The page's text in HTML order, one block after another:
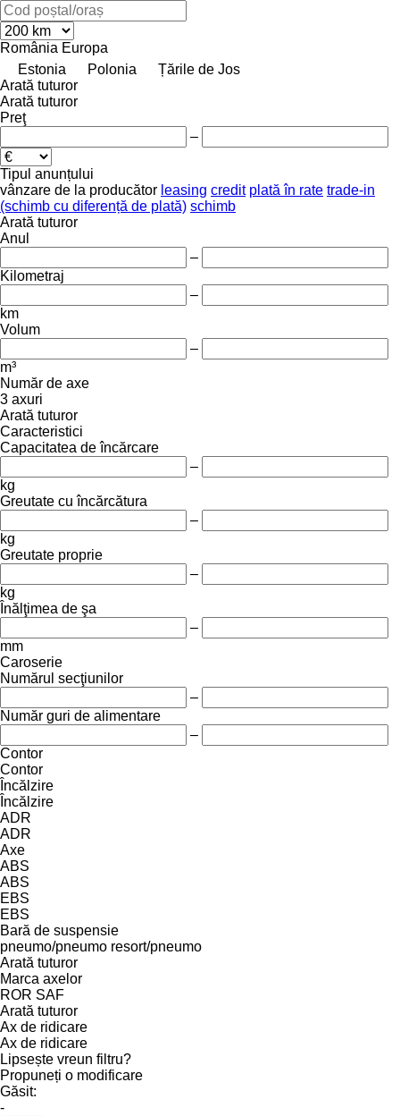
România Europa
Estonia
Polonia
Țările de Jos
Arată tuturor
Arată tuturor
Preţ
–
Tipul anunțului
vânzare de la producător leasing credit plată în rate trade-in
(schimb cu diferență de plată) schimb
Arată tuturor
Anul
–
Kilometraj
–
km
Volum
–
m³
Număr de axe
3 axuri
Arată tuturor
Caracteristici
Capacitatea de încărcare
–
kg
Greutate cu încărcătura
–
kg
Greutate proprie
–
kg
Înălţimea de şa
–
mm
Caroserie
Numărul secţiunilor
–
Număr guri de alimentare
–
Contor
Contor
Încălzire
Încălzire
ADR
ADR
Axe
ABS
ABS
EBS
EBS
Bară de suspensie
pneumo/pneumo resort/pneumo
Arată tuturor
Marca axelor
ROR SAF
Arată tuturor
Ax de ridicare
Ax de ridicare
Lipsește vreun filtru?
Propuneți o modificare
Găsit:
-